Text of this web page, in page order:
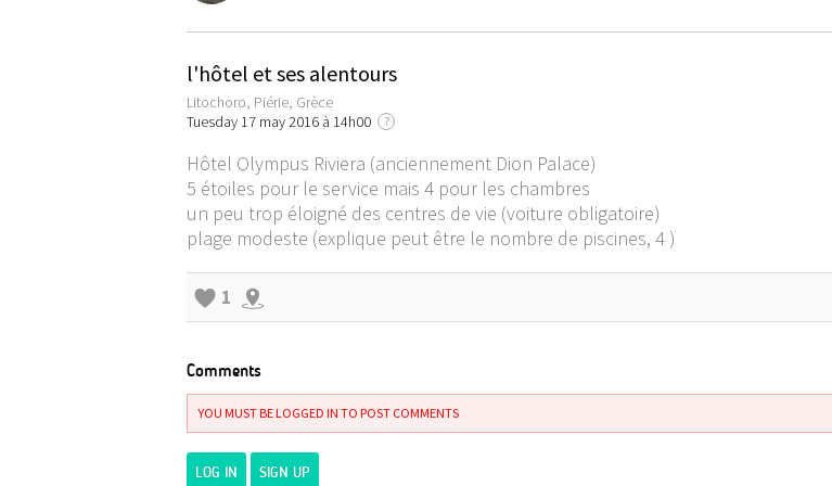
l'hôtel et ses alentours
Litochoro, Piérie, Grèce
Tuesday 17 may 2016 à 14h00
?
Hôtel Olympus Riviera (anciennement Dion Palace)
5 étoiles pour le service mais 4 pour les chambres
un peu trop éloigné des centres de vie (voiture obligatoire)
plage modeste (explique peut être le nombre de piscines, 4 )
1
Comments
YOU MUST BE LOGGED IN TO POST COMMENTS
LOG IN SIGN UP